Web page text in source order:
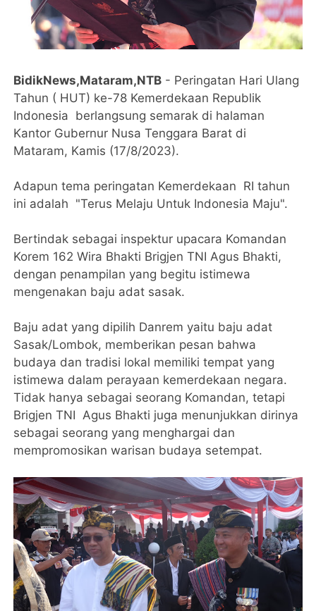
BidikNews,Mataram,NTB - Peringatan Hari Ulang
Tahun ( HUT) ke-78 Kemerdekaan Republik
Indonesia berlangsung semarak di halaman
Kantor Gubernur Nusa Tenggara Barat di
Mataram, Kamis (17/8/2023).
Adapun tema peringatan Kemerdekaan RI tahun
ini adalah "Terus Melaju Untuk Indonesia Maju".
Bertindak sebagai inspektur upacara Komandan
Korem 162 Wira Bhakti Brigjen TNI Agus Bhakti,
dengan penampilan yang begitu istimewa
mengenakan baju adat sasak.
Baju adat yang dipilih Danrem yaitu baju adat
Sasak/Lombok, memberikan pesan bahwa
budaya dan tradisi lokal memiliki tempat yang
istimewa dalam perayaan kemerdekaan negara.
Tidak hanya sebagai seorang Komandan, tetapi
Brigjen TNI Agus Bhakti juga menunjukkan dirinya
sebagai seorang yang menghargai dan
mempromosikan warisan budaya setempat.